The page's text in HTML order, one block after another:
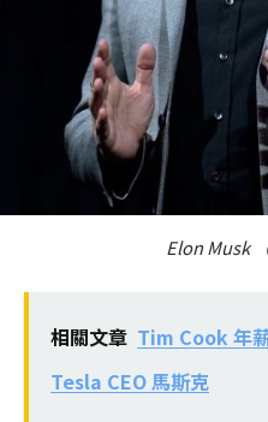
Elon Musk
相關文章 Tim Cook 年
Tesla CEO 馬斯克